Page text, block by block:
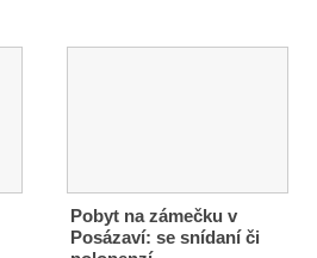
Pobyt na zámečku v
Posázaví: se snídaní či